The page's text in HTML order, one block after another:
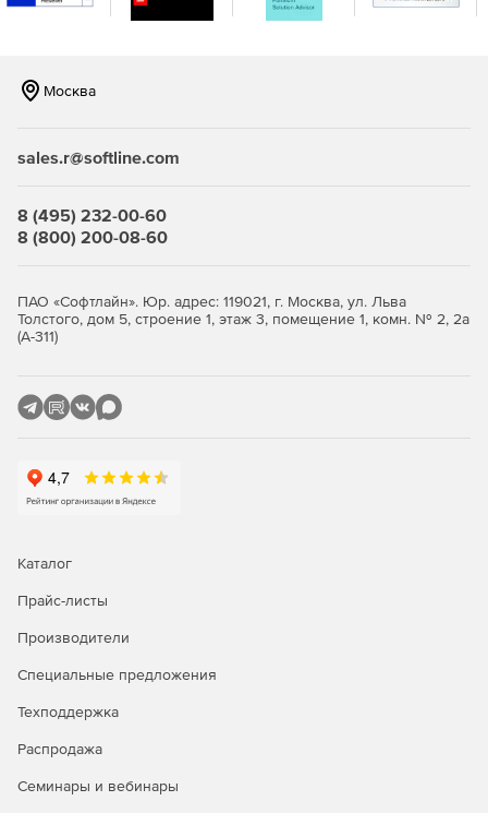
любой документ.
для его открытия не обязательно. Установка офисного
документов, в том числе в автоматическом режиме.
предполагают наличие Word.
Москва
sales.r@softline.com
8 (495) 232-00-60
8 (800) 200-08-60
ПАО «Софтлайн». Юр. адрес: 119021, г. Москва, ул. Льва
Толстого, дом 5, строение 1, этаж 3, помещение 1, комн. № 2, 2а
(А-311)
Каталог
Прайс-листы
Производители
Специальные предложения
Техподдержка
Распродажа
Семинары и вебинары